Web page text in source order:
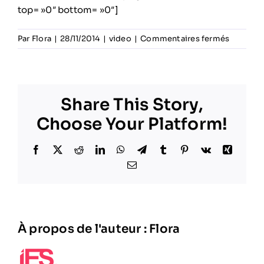
top= »0″ bottom= »0″]
Par Flora | 28/11/2014 | video | Commentaires ferméssur
Soirée
Share This Story,
Choose Your Platform!
Facebook
X RedditLinkedInWhatsApp
TelegramTumblr Pinterest
Vk
Xing
Email
À propos de l'auteur : Flora